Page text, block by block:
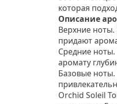
которая
Описание
Верхние ноты.
придают
Средние ноты.
аромату
Базовые
Orchid Soleil